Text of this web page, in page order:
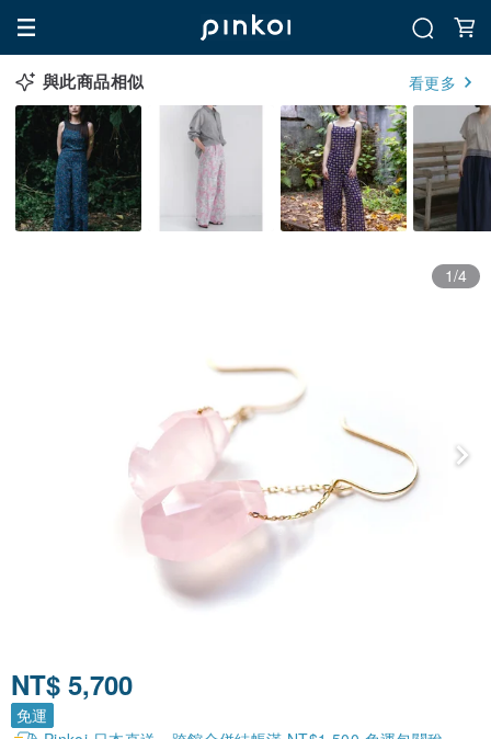
與此商品相似 看更多
1/4
NT$ 5,700
免運